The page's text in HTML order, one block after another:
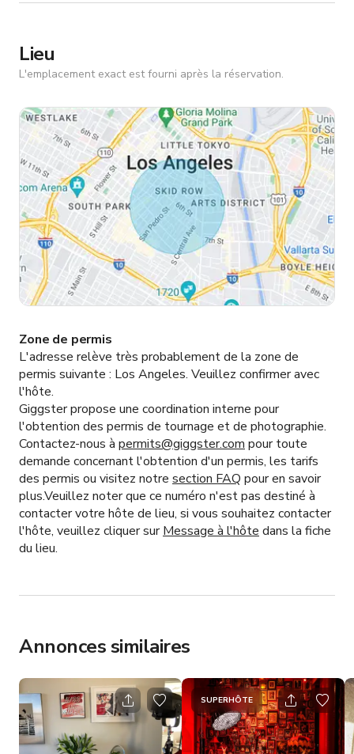
Lieu
L'emplacement exact est fourni après la réservation.
Zone de permis
L'adresse relève très probablement de la zone de
permis suivante : Los Angeles. Veuillez confirmer avec
l'hôte.
Giggster propose une coordination interne pour
l'obtention des permis de tournage et de photographie.
Contactez-nous à permits@giggster.com pour toute
demande concernant l'obtention d'un permis, les tarifs
des permis ou visitez notre section FAQ pour en savoir
plus.Veuillez noter que ce numéro n'est pas destiné à
contacter votre hôte de lieu, si vous souhaitez contacter
l'hôte, veuillez cliquer surMessage à l'hôte dans la fiche
du lieu.
Annonces similaires
SUPERHÔTE